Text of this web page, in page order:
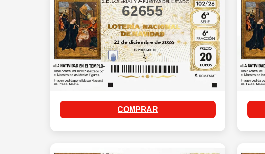
62655
COMPRAR